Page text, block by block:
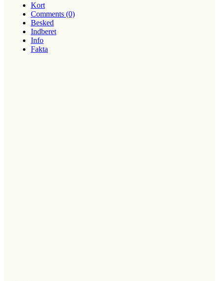
Kort
Comments (0)
Besked
Indberet
Info
Fakta